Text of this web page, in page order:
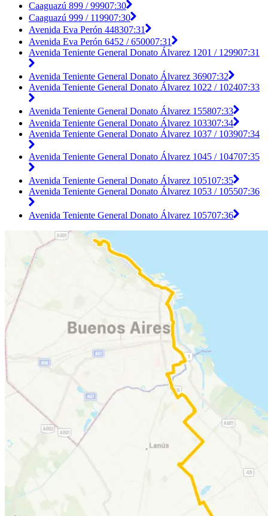
Caaguazú 899 / 99907:30
Caaguazú 999 / 119907:30
Avenida Eva Perón 448307:31
Avenida Eva Perón 6452 / 650007:31
Avenida Teniente General Donato Álvarez 1201 / 129907:31
Avenida Teniente General Donato Álvarez 36907:32
Avenida Teniente General Donato Álvarez 1022 / 102407:33
Avenida Teniente General Donato Álvarez 155807:33
Avenida Teniente General Donato Álvarez 103307:34
Avenida Teniente General Donato Álvarez 1037 / 103907:34
Avenida Teniente General Donato Álvarez 1045 / 104707:35
Avenida Teniente General Donato Álvarez 105107:35
Avenida Teniente General Donato Álvarez 1053 / 105507:36
Avenida Teniente General Donato Álvarez 105707:36